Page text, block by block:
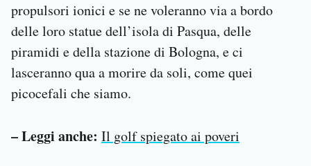
propulsori ionici e se ne voleranno via a bordo
delle loro statue dell’isola di Pasqua, delle
piramidi e della stazione di Bologna, e ci
lasceranno qua a morire da soli, come quei
picocefali che siamo.
– Leggi anche: Il golf spiegato ai poveri